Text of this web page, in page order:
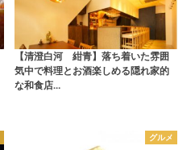
【清澄白河 紺青】落ち着いた雰囲
気中で料理とお酒楽しめる隠れ家的
な和食店…
グルメ